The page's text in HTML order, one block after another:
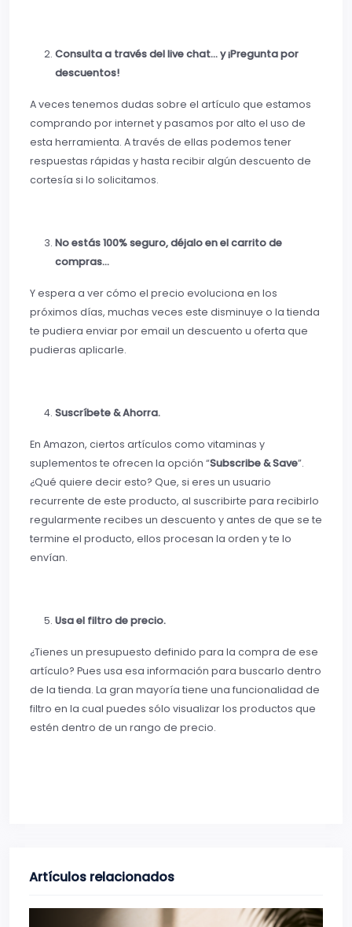
Consulta a través del live chat… y ¡Pregunta por
descuentos!
A veces tenemos dudas sobre el artículo que estamos
comprando por internet y pasamos por alto el uso de
esta herramienta. A través de ellas podemos tener
respuestas rápidas y hasta recibir algún descuento de
cortesía si lo solicitamos.
No estás 100% seguro, déjalo en el carrito de
compras…
Y espera a ver cómo el precio evoluciona en los
próximos días, muchas veces este disminuye o la tienda
te pudiera enviar por email un descuento u oferta que
pudieras aplicarle.
Suscríbete & Ahorra.
En Amazon, ciertos artículos como vitaminas y
suplementos te ofrecen la opción “Subscribe & Save”.
¿Qué quiere decir esto? Que, si eres un usuario
recurrente de este producto, al suscribirte para recibirlo
regularmente recibes un descuento y antes de que se te
termine el producto, ellos procesan la orden y te lo
envían.
Usa el filtro de precio.
¿Tienes un presupuesto definido para la compra de ese
artículo? Pues usa esa información para buscarlo dentro
de la tienda. La gran mayoría tiene una funcionalidad de
filtro en la cual puedes sólo visualizar los productos que
estén dentro de un rango de precio.
Artículos relacionados